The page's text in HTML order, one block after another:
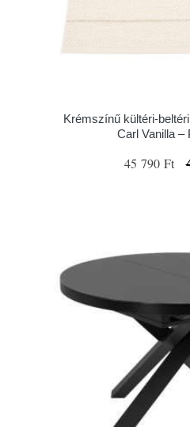
Krémszínű kültéri-
Carl Vanilla –
45 790 Ft